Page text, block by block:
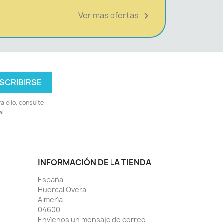
Ver mas ofertas 
ello, consulte
INFORMACIÓN DE LA TIENDA
España
Huercal Overa
Almería
04600
Envíenos un mensaje de correo